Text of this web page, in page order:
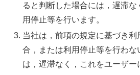
ると判断した場合には，遅滞な
用停止等を行います。
当社は，前項の規定に基づき
合，または利用停止等を行わな
は，遅滞なく，これをユーザー